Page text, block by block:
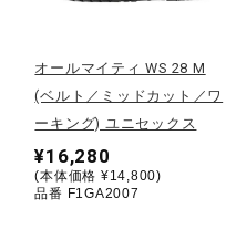
陸上競技
オールマイティ WS 28 M
(ベルト／ミッドカット／ワ
ーキング) ユニセックス
¥16,280
(本体価格 ¥14,800)
品番 F1GA2007